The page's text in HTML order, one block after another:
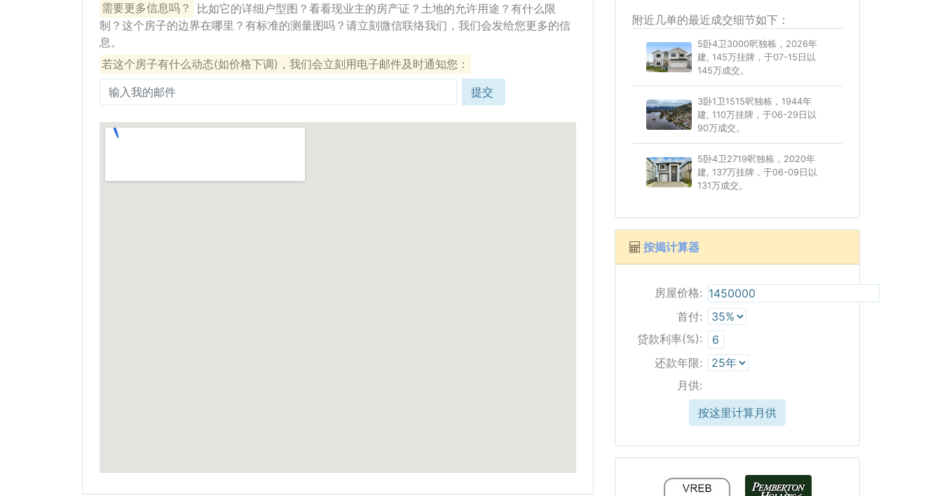
需要更多信息吗？
比如它的详细户型图？看看现业主的房产证？土地的允许用途？有什么限
制？这个房子的边界在哪里？有标准的测量图吗？请立刻微信联络我们，我们会发给您更多的信
息。
若这个房子有什么动态(如价格下调)，我们会立刻用电子邮件及时通知您：
提交
附近几单的最近成交细节如下：
5卧4卫3000呎独栋，2026年
建, 145万挂牌，于07-15日以
145万成交。
3卧1卫1515呎独栋，1944年
建, 110万挂牌，于06-29日以
90万成交。
5卧4卫2719呎独栋，2020年
建, 137万挂牌，于06-09日以
131万成交。
按揭计算器
房屋价格:
首付:
贷款利率(%):
还款年限:
月供:
按这里计算月供